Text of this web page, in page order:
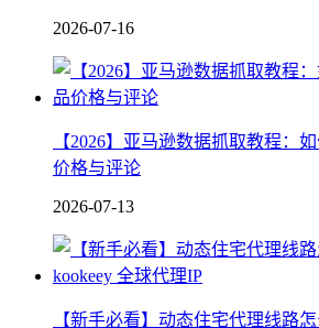
2026-07-16
【2026】亚马逊数据抓取教程：
价格与评论
2026-07-13
【新手必看】动态住宅代理线路